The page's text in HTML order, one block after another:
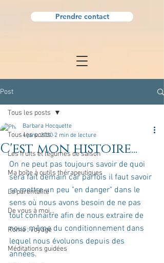
Prendre contact
Post
Tous les posts
Les fruits et légumes de saison
Ma boîte à outils thérapeutiques
La parentalité
De vous à moi...
Rome : voyage
Méditations guidées
Tous les posts
C'est mon histoire...
Barbara Hocquette
4 janv. 2020 2 min de lecture
On ne peut pas toujours savoir de quoi
sera fait demain car parfois il faut savoir
se mettre un peu "en danger" dans le
sens où nous avons besoin de ne pas
tout connaitre afin de nous extraire de
nous même du conditionnement dans
lequel nous évoluons depuis des
années.